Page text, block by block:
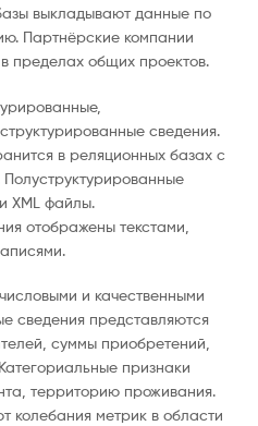
выкладывают данные по
Партнёрские компании
пределах общих проектов.
сведения.
в реляционных базах с
XML файлы.
отображены текстами,
и качественными
сведения представляются
суммы приобретений,
признаки
территорию проживания.
колебания метрик в области